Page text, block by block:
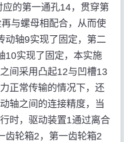
的第一通孔14，贯穿第
与螺母相配合，从而使
动轴9实现了固定，第二
10实现了固定，本实施
间采用凸起12与凹槽13
正常传输的情况下，还
轴之间的连接精度，当
时，驱动装置1通过离合
齿轮箱2，第一齿轮箱2